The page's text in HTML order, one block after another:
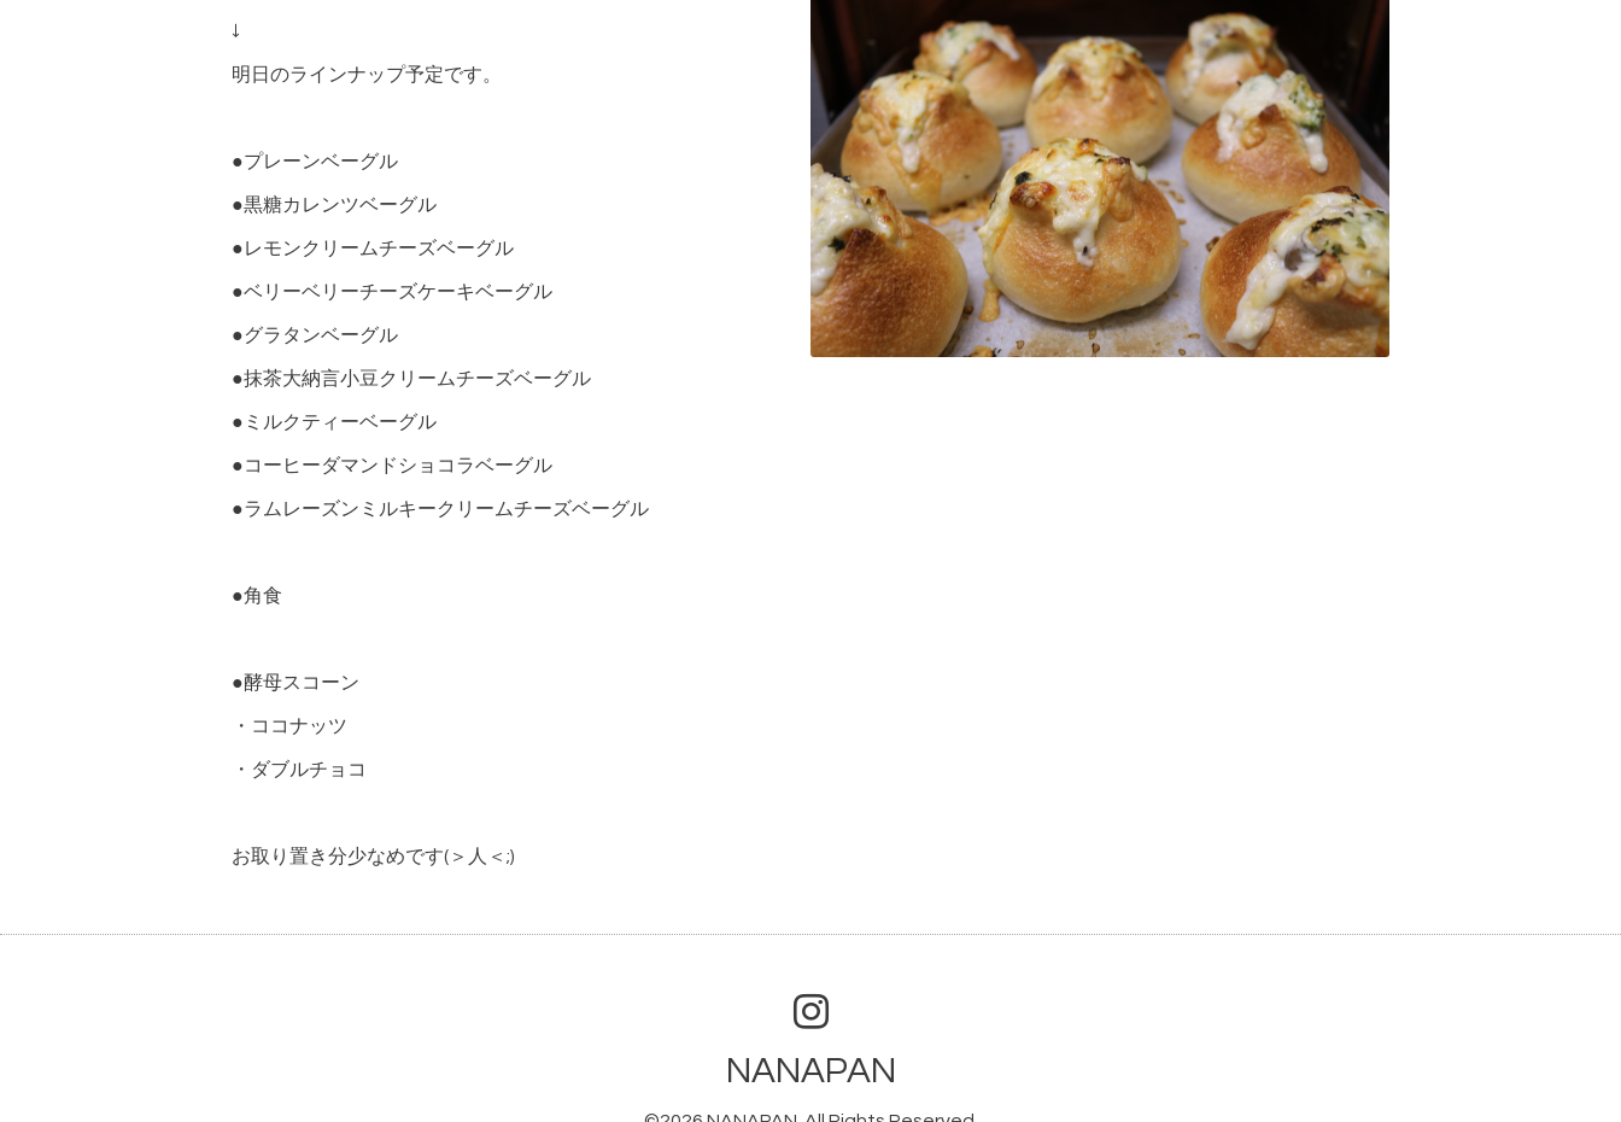
↓
明日のラインナップ予定です。
●プレーンベーグル
●黒糖カレンツベーグル
●レモンクリームチーズベーグル
●ベリーベリーチーズケーキベーグル
●グラタンベーグル
●抹茶大納言小豆クリームチーズベーグル
●ミルクティーベーグル
●コーヒーダマンドショコラベーグル
●ラムレーズンミルキークリームチーズベーグル
●角食
●酵母スコーン
・ココナッツ
・ダブルチョコ
お取り置き分少なめです(＞人＜;)
NANAPAN